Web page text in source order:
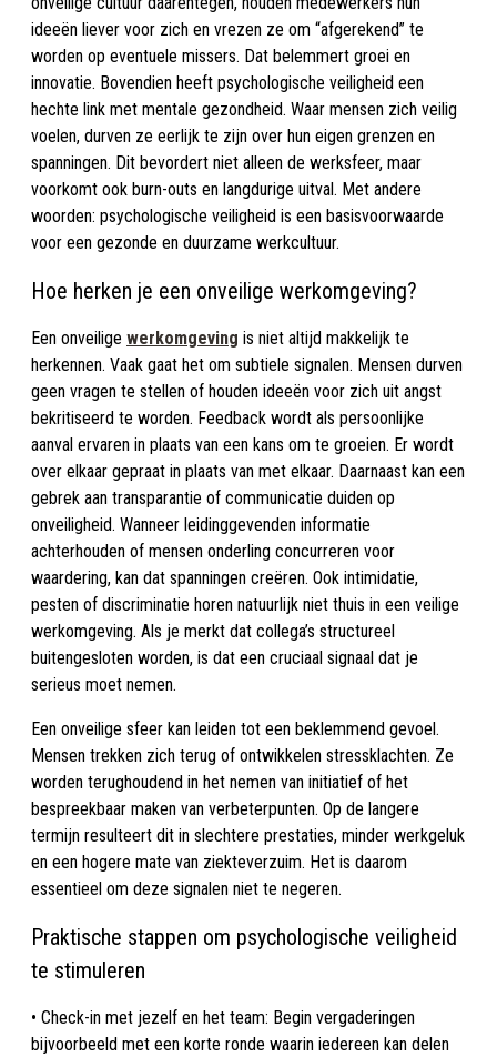
ideeën liever voor zich en vrezen ze om “afgerekend” te
worden op eventuele missers. Dat belemmert groei en
innovatie. Bovendien heeft psychologische veiligheid een
hechte link met mentale gezondheid. Waar mensen zich veilig
voelen, durven ze eerlijk te zijn over hun eigen grenzen en
spanningen. Dit bevordert niet alleen de werksfeer, maar
voorkomt ook burn-outs en langdurige uitval. Met andere
woorden: psychologische veiligheid is een basisvoorwaarde
voor een gezonde en duurzame werkcultuur.
Hoe herken je een onveilige werkomgeving?
Een onveilige werkomgeving is niet altijd makkelijk te
herkennen. Vaak gaat het om subtiele signalen. Mensen durven
geen vragen te stellen of houden ideeën voor zich uit angst
bekritiseerd te worden. Feedback wordt als persoonlijke
aanval ervaren in plaats van een kans om te groeien. Er wordt
over elkaar gepraat in plaats van met elkaar. Daarnaast kan een
gebrek aan transparantie of communicatie duiden op
onveiligheid. Wanneer leidinggevenden informatie
achterhouden of mensen onderling concurreren voor
waardering, kan dat spanningen creëren. Ook intimidatie,
pesten of discriminatie horen natuurlijk niet thuis in een veilige
werkomgeving. Als je merkt dat collega’s structureel
buitengesloten worden, is dat een cruciaal signaal dat je
serieus moet nemen.
Een onveilige sfeer kan leiden tot een beklemmend gevoel.
Mensen trekken zich terug of ontwikkelen stressklachten. Ze
worden terughoudend in het nemen van initiatief of het
bespreekbaar maken van verbeterpunten. Op de langere
termijn resulteert dit in slechtere prestaties, minder werkgeluk
en een hogere mate van ziekteverzuim. Het is daarom
essentieel om deze signalen niet te negeren.
Praktische stappen om psychologische veiligheid
te stimuleren
• Check-in met jezelf en het team: Begin vergaderingen
bijvoorbeeld met een korte ronde waarin iedereen kan delen